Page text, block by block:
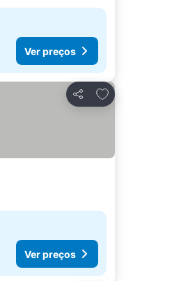
Ver preços
Partilhar
Adicionar aos
Ver preços